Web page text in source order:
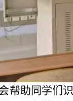
帮助同学们